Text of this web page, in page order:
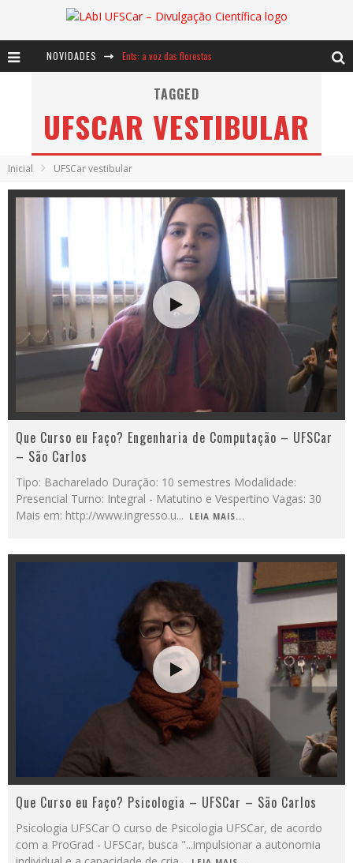
NOVIDADES Ents: a voz das florestas
Notáveis: Bertha Lutz
TAGGED
UFSCAR VESTIBULAR
Inicial UFSCar vestibular
Que Curso eu Faço? Engenharia de Computação – UFSCar
– São Carlos
Tipo: Bacharelado Duração: 10 semestres Modalidade:
Presencial Turno: Integral - Matutino e Vespertino Vagas: 30
Mais em: http://www.ingresso.u... LEIA MAIS...
Que Curso eu Faço? Psicologia – UFSCar – São Carlos
Psicologia UFSCar O curso de Psicologia UFSCar, de acordo
com a ProGrad - UFSCar, busca "...impulsionar a autonomia